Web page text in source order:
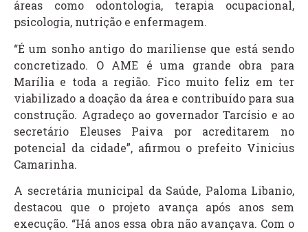
áreas como odontologia, terapia ocupacional,
psicologia, nutrição e enfermagem.
“É um sonho antigo do mariliense que está sendo
concretizado. O AME é uma grande obra para
Marília e toda a região. Fico muito feliz em ter
viabilizado a doação da área e contribuído para sua
construção. Agradeço ao governador Tarcísio e ao
secretário Eleuses Paiva por acreditarem no
potencial da cidade”, afirmou o prefeito Vinicius
Camarinha.
A secretária municipal da Saúde, Paloma Libanio,
destacou que o projeto avança após anos sem
execução. “Há anos essa obra não avançava. Com o